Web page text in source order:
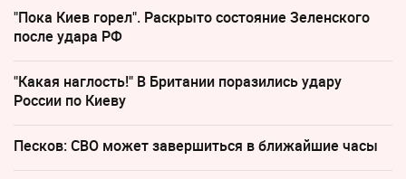
"Пока Киев горел". Раскрыто состояние Зеленского
после удара РФ
"Какая наглость!" В Британии поразились удару
России по Киеву
Песков: СВО может завершиться в ближайшие часы